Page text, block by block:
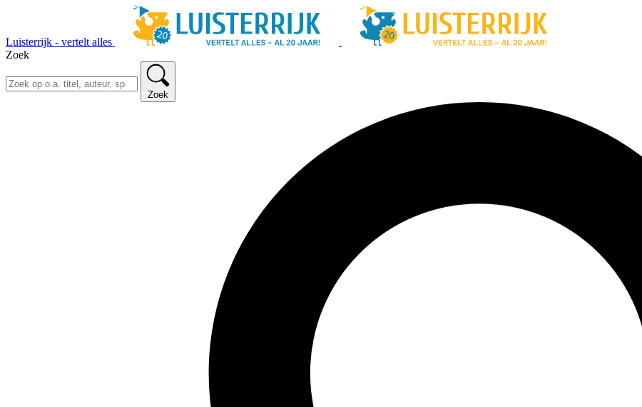
Luisterrijk - vertelt alles
Zoek
Zoek